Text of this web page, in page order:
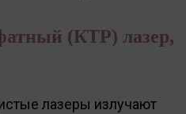
(КТР) лазер,
лазеры излучают